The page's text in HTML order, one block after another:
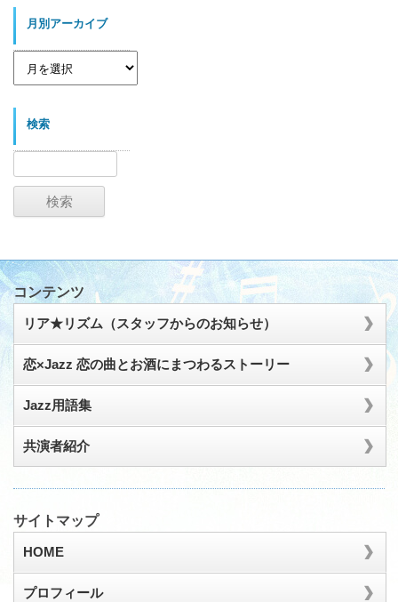
月別アーカイブ
月
カ
検索
検
コンテンツ
リア★リズム（スタッフからのお知らせ）
恋×Jazz 恋の曲とお酒にまつわるストーリー
Jazz用語集
共演者紹介
サイトマップ
HOME
プロフィール